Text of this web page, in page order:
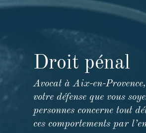
Droit pénal
Avocat à Aix-en-
votre défense que vous
personnes concerne tout
ces comportements par